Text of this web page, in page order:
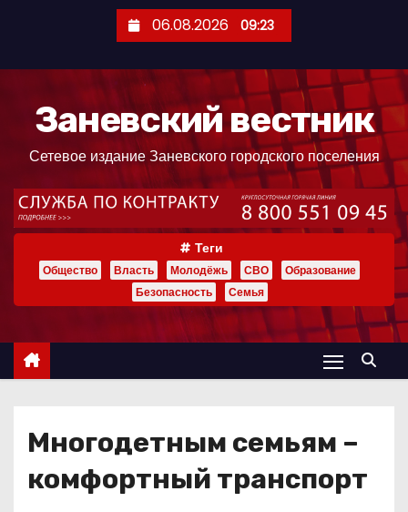
ж
06.08.2026 09:23
Заневский вестник
Сетевое издание Заневского городского поселения
Теги
Общество Власть Молодёжь СВО
Образование
Безопасность
Семья
Многодетным семьям –
комфортный транспорт